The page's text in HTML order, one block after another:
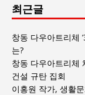
과
사
회
글
목
록
최근글
창동 다우아트리체
는?
창동 다우아트리체
건설 규탄 집회
이홍원 작가, 생활